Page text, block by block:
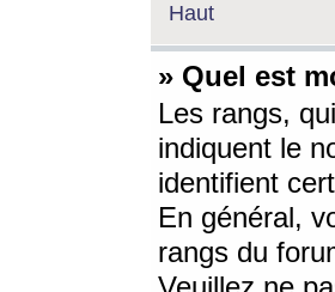
Haut
» Quel est
Les rangs,
indiquent le
identifient
En général,
rangs du